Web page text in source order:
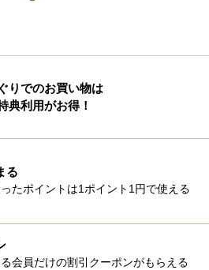
りでのお買い物は
典利用がお得！
る
たポイントは1ポイント1円で使える
会員だけの割引クーポンがもらえる